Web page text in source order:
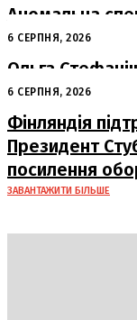
Аномальна
кінця:
6 СЕРПНЯ, 2026
Ольга
підозри від
6 СЕРПНЯ, 2026
Фінляндія
Президент
посилення
ЗАВАНТАЖИТИ БІЛЬШЕ